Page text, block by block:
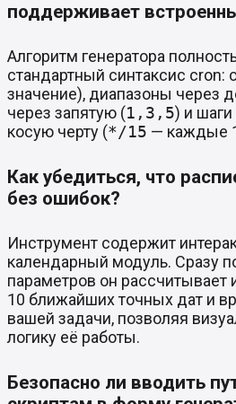
поддерживает
Алгоритм генератора
стандартный синтаксис cron:
значение), диапазоны через
через запятую (1,3,5) и шаги
косую черту (*/15 — каждые
Как убедиться, что
без ошибок?
Инструмент содержит
календарный модуль. Сразу
параметров он рассчитывает
10 ближайших точных дат и
вашей задачи, позволяя
логику её работы.
Безопасно ли вводить